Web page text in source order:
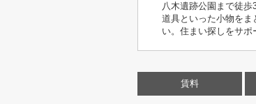
八木遺跡公園まで徒
道具といった小物をま
い。住まい探しをサポ
賃料